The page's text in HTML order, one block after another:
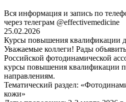
Вся информация и запись по
через телеграм @effectivemedicine
25.02.2026
Курсы повышения квалификации
Уважаемые коллеги! Рады
Российской фотодинамической
курсы повышения квалификации
направлениям.
Тематический раздел:
кожи»